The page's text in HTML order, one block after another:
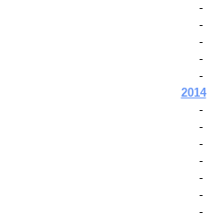
-
-
-
-
-
2014
-
-
-
-
-
-
-